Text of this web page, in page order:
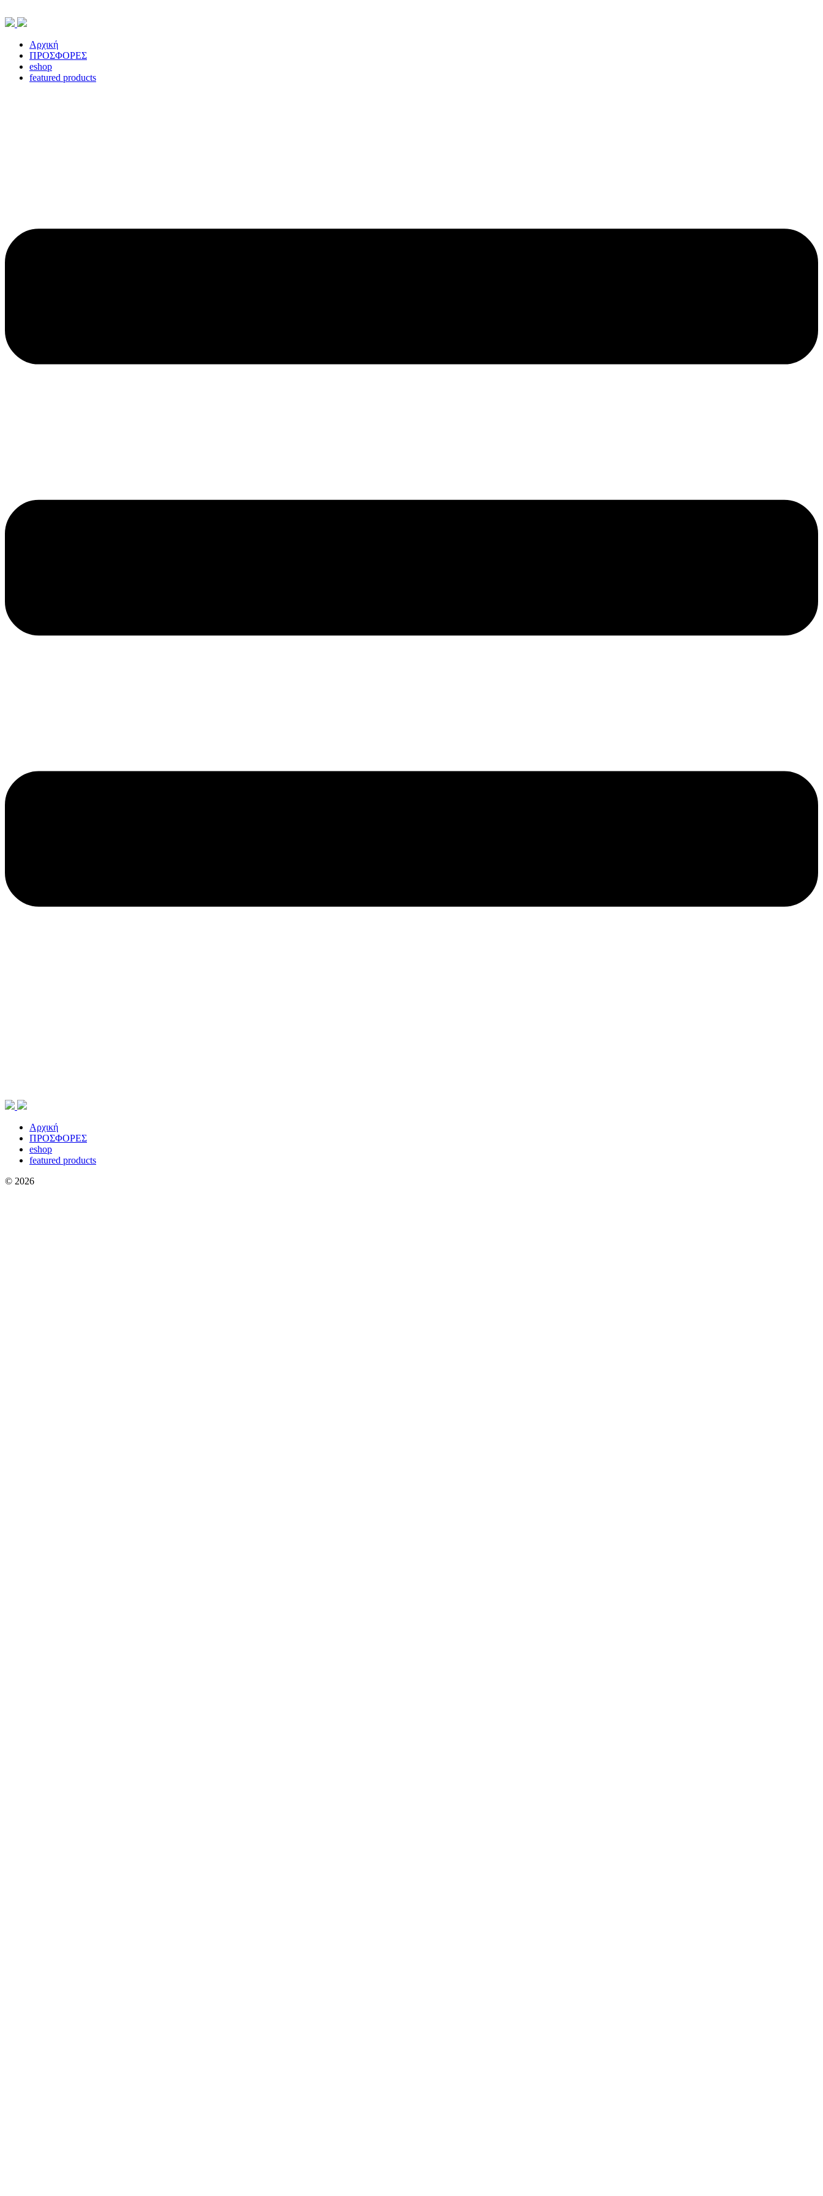
to
content
Αρχική
ΠΡΟΣΦΟΡΕΣ
eshop
featured products
Αρχική
ΠΡΟΣΦΟΡΕΣ
eshop
featured products
© 2026